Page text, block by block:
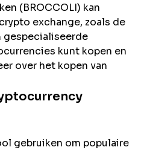
(BROCCOLI) kan
exchange, zoals de
gespecialiseerde
kunt kopen en
over het kopen van
gebruiken om populaire